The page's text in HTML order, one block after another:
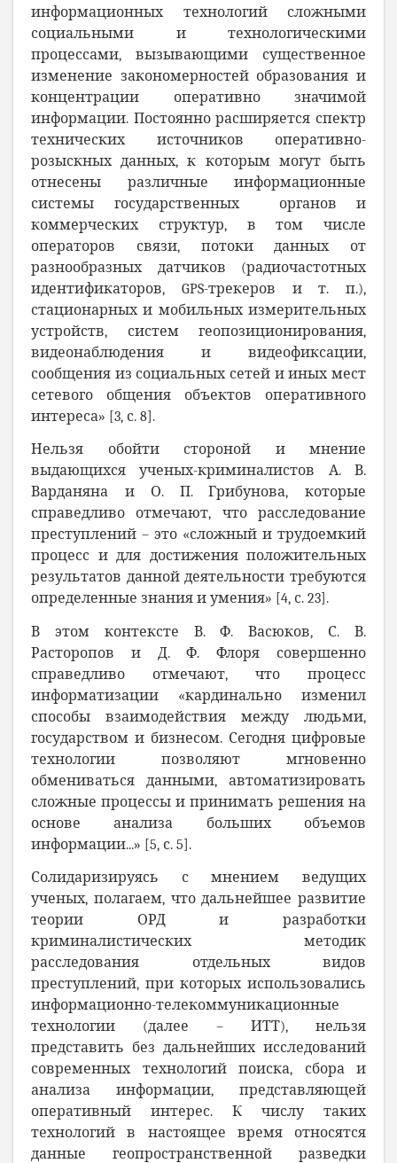
информационных технологий сложными
социальными и технологическими
процессами, вызывающими существенное
изменение закономерностей образования и
концентрации оперативно значимой
информации. Постоянно расширяется спектр
технических источников оперативно-
розыскных данных, к которым могут быть
отнесены различные информационные
системы государственных органов и
коммерческих структур, в том числе
операторов связи, потоки данных от
разнообразных датчиков (радиочастотных
идентификаторов, GPS-трекеров и т. п.),
стационарных и мобильных измерительных
устройств, систем геопозиционирования,
видеонаблюдения и видеофиксации,
сообщения из социальных сетей и иных мест
сетевого общения объектов оперативного
интереса» [3, с. 8].
Нельзя обойти стороной и мнение
выдающихся ученых-криминалистов А. В.
Варданяна и О.
П. Грибунова, которые
справедливо отмечают, что расследование
преступлений – это «сложный и трудоемкий
процесс и для достижения положительных
результатов данной деятельности требуются
определенные знания и умения» [4, с. 23].
В этом контексте В. Ф. Васюков, С. В.
Расторопов и Д. Ф. Флоря совершенно
справедливо отмечают, что процесс
информатизации «кардинально изменил
способы взаимодействия между людьми,
государством и бизнесом. Сегодня цифровые
технологии позволяют мгновенно
обмениваться данными, автоматизировать
сложные процессы и принимать решения на
основе анализа больших объемов
информации...» [5, с. 5].
Солидаризируясь с мнением ведущих
ученых, полагаем, что дальнейшее развитие
теории ОРД и разработки
криминалистических методик
расследования отдельных видов
преступлений, при которых использовались
информационно-телекоммуникационные
технологии (далее – ИТТ), нельзя
представить без дальнейших исследований
современных технологий поиска, сбора и
анализа информации, представляющей
оперативный интерес. К числу таких
технологий в настоящее время относятся
данные геопространственной разведки